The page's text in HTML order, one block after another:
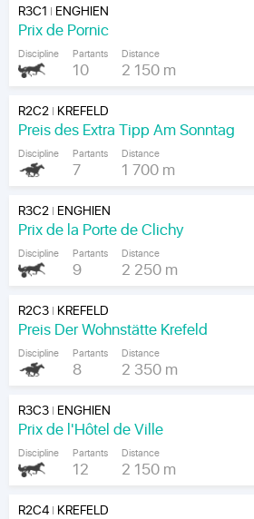
R3C1 | ENGHIEN
Prix de Pornic
Discipline Partants
10
Distance
2 150 m
R2C2| KREFELD
Preis des Extra Tipp Am Sonntag
Discipline Partants
7
Distance
1 700 m
R3C2| ENGHIEN
Prix de la Porte de Clichy
Discipline Partants
9
Distance
2 250 m
R2C3| KREFELD
Preis Der Wohnstätte Krefeld
Discipline Partants
8
Distance
2 350 m
R3C3| ENGHIEN
Prix de l'Hôtel de Ville
Discipline Partants
12
Distance
2 150 m
R2C4| KREFELD